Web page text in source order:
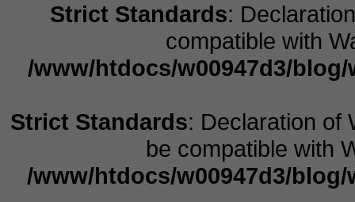
Strict Standards:
compatible with
/www/htdocs/w00947d3/
Strict Standards: Declaration of
be compatible with
/www/htdocs/w00947d3/